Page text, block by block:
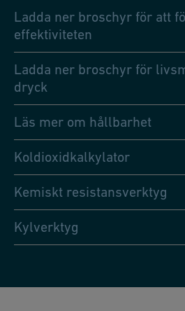
Ladda ner broschyr för att
effektiviteten
Ladda ner broschyr för
dryck
Läs mer om hållbarhet
Koldioxidkalkylator
Kemiskt resistansverktyg
Kylverktyg